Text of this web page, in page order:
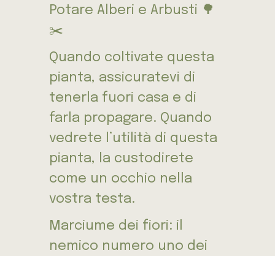
Potare Alberi e Arbusti 🌳
✂️
Quando coltivate questa
pianta, assicuratevi di
tenerla fuori casa e di
farla propagare. Quando
vedrete l’utilità di questa
pianta, la custodirete
come un occhio nella
vostra testa.
Marciume dei fiori: il
nemico numero uno dei